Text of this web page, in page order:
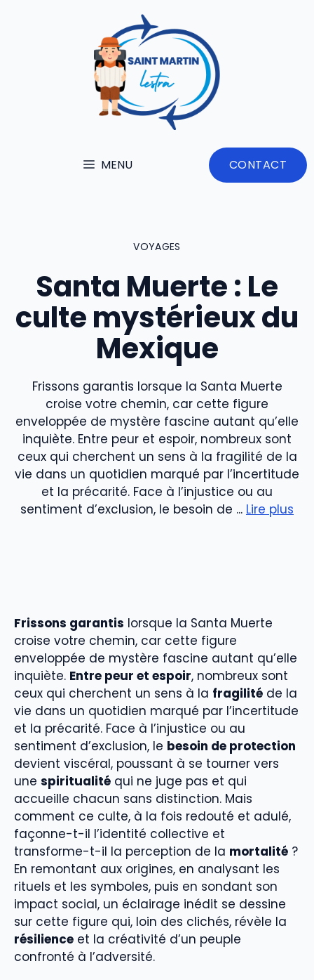
MENU CONTACT
VOYAGES
Santa Muerte : Le
culte mystérieux du
Mexique
Frissons garantis lorsque la Santa Muerte
croise votre chemin, car cette figure
enveloppée de mystère fascine autant qu’elle
inquiète. Entre peur et espoir, nombreux sont
ceux qui cherchent un sens à la fragilité de la
vie dans un quotidien marqué par l’incertitude
et la précarité. Face à l’injustice ou au
sentiment d’exclusion, le besoin de ... Lire plus
Frissons garantis lorsque la Santa Muerte
croise votre chemin, car cette figure
enveloppée de mystère fascine autant qu’elle
inquiète. Entre peur et espoir, nombreux sont
ceux qui cherchent un sens à la fragilité de la
vie dans un quotidien marqué par l’incertitude
et la précarité. Face à l’injustice ou au
sentiment d’exclusion, le besoin de protection
devient viscéral, poussant à se tourner vers
une spiritualité qui ne juge pas et qui
accueille chacun sans distinction. Mais
comment ce culte, à la fois redouté et adulé,
façonne-t-il l’identité collective et
transforme-t-il la perception de la mortalité ?
En remontant aux origines, en analysant les
rituels et les symboles, puis en sondant son
impact social, un éclairage inédit se dessine
sur cette figure qui, loin des clichés, révèle la
résilience et la créativité d’un peuple
confronté à l’adversité.